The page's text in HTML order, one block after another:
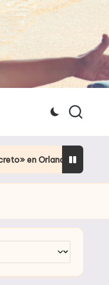
Culpa de la